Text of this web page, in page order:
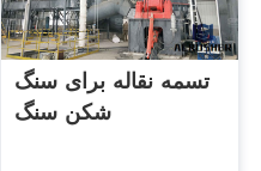
تسمه نقاله برای سنگ
شکن سنگ